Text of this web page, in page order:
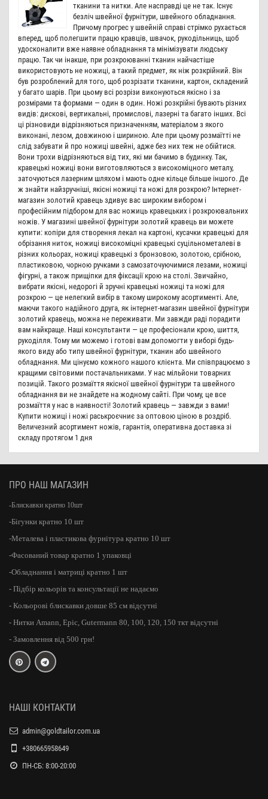
тканини та нитки. Але насправді це не так. Існує
безліч швейної фурнітури, швейного обладнання.
Причому прогрес у швейній справі стрімко рухається
вперед, щоб полегшити працю кравців, швачок, рукодільниць, щоб
удосконалити вже наявне обладнання та мінімізувати людську
працю. Так чи інакше, при розкроюванні тканин найчастіше
використовують не ножиці, а такий предмет, як ніж розкрійний. Він
був розроблений для того, щоб розрізати тканини, картон, складений
у багато шарів. При цьому всі розрізи виконуються якісно і за
розмірами та формами — один в один. Ножі розкрійні бувають різних
видів: дискові, вертикальні, промислові, лазерні та багато інших. Всі
ці різновиди відрізняються призначенням, матеріалом з якого
виконані, лезом, довжиною і шириною. Але при цьому розмаїтті не
слід забувати й про ножиці швейні, адже без них теж не обійтися.
Вони трохи відрізняються від тих, які ми бачимо в будинку. Так,
кравецькі ножиці вони виготовляються з високоміцного металу,
заточуються лазерним шляхом і мають одне кільце більше іншого. Де
ж знайти найзручніші, якісні ножиці та ножі для розкрою? Інтернет-
магазин золотий кравець здивує вас широким вибором і
професійним підбором для вас ножиць кравецьких і розкроювальних
ножів. У магазині швейної фурнітури золотий кравець ви можете
купити: копіри для створення лекал на картоні, кусачки кравецькі для
обрізання ниток, ножиці високоміцні кравецькі суцільнометалеві в
різних кольорах, ножиці кравецькі з бронзовою, золотою, срібною,
пластиковою, чорною ручками з самозаточуючимися лезами, ножиці
фігурні, а також прищіпки для фіксації крою на столі. Звичайно,
вибрати якісні, недорогі й зручні кравецькі ножиці та ножі для
розкрою — це нелегкий вибір в такому широкому асортименті. Але,
маючи такого надійного друга, як інтернет-магазин швейної фурнітури
золотий кравець, можна не переживати. Ми завжди раді порадити
вам найкраще. Наші консультанти — це професіонали крою, шиття,
рукоділля. Тому ми можемо і готові вам допомогти у виборі будь-
якого виду або типу швейної фурнітури, тканин або швейного
обладнання. Ми цінуємо кожного нашого клієнта. Ми співпрацюємо з
кращими світовими постачальниками. У нас мільйони товарних
позицій. Такого розмаїття якісної швейної фурнітури та швейного
обладнання ви не знайдете на жодному сайті. При чому, це все
розмаїття у нас в наявності! Золотий кравець — завжди з вами!
Купити ножиці і ножі раськроєчниє за оптовою ціною в роздріб.
Величезний асортимент ножів, гарантія, оперативна доставка зі
складу протягом 1 дня
ПРО НАШ МАГАЗИН
-Блискавки кратно 10шт
-Бігунки кратно 10 шт
-Металева і пластикова фурнітура кратно 10 шт
-Фасований товар кратно 1 упаковці
-Обладнання і матриці кратно 1 шт
- Підбір кольорів та консультації не надаємо
- Кольорові блискавки довше 85 см відсутні
- Нитки Amann, Epic, Gutermann 80, 100, 120, 150 ткт відсутні
- Замовлення від 500 грн!
НАШІ КОНТАКТИ
admin@goldtailor.com.ua
+380665958649
ПН-СБ: 8:00-20:00